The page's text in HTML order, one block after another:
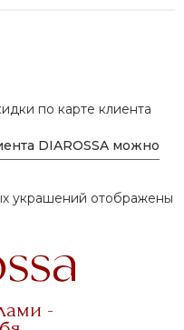
по карте клиента
DIAROSSA можно
украшений отображены
-